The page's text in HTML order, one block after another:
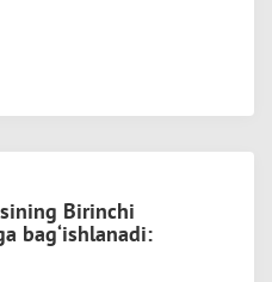
Birinchi
bag‘ishlanadi: